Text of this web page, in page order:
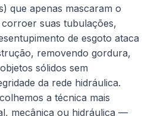
que apenas mascaram o
suas tubulações,
de esgoto ataca
removendo gordura,
sólidos sem
da rede hidráulica.
a técnica mais
mecânica ou hidráulica —